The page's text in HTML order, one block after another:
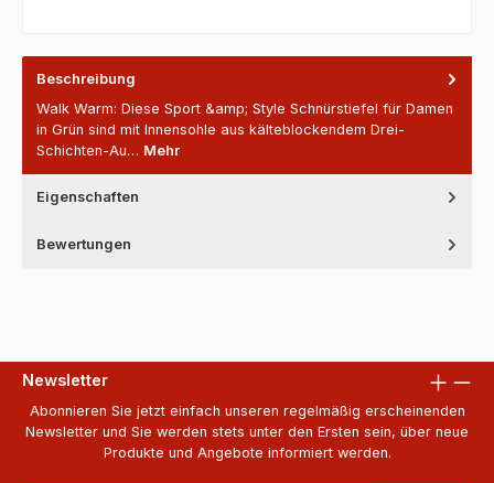
Beschreibung
Walk Warm: Diese Sport &amp; Style Schnürstiefel für Damen
in Grün sind mit Innensohle aus kälteblockendem Drei-
Schichten-Au… Mehr
Eigenschaften
Bewertungen
Newsletter
Abonnieren Sie jetzt einfach unseren regelmäßig erscheinenden
Newsletter und Sie werden stets unter den Ersten sein, über neue
Produkte und Angebote informiert werden.